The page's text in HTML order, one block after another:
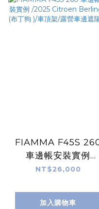
FIAMMA F45S 260
車邊帳安裝實例
/2025 Citroen
車頂架/露營車邊遮
NT$26,000
加入購物車